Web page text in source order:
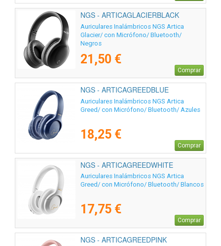
NGS - ARTICAGLACIERBLACK
Auriculares Inalámbricos NGS Artica
Glacier/ con Micrófono/ Bluetooth/
Negros
21,50 €
Comprar
NGS - ARTICAGREEDBLUE
Auriculares Inalámbricos NGS Artica
Greed/ con Micrófono/ Bluetooth/ Azules
18,25 €
Comprar
NGS - ARTICAGREEDWHITE
Auriculares Inalámbricos NGS Artica
Greed/ con Micrófono/ Bluetooth/ Blancos
17,75 €
Comprar
NGS - ARTICAGREEDPINK